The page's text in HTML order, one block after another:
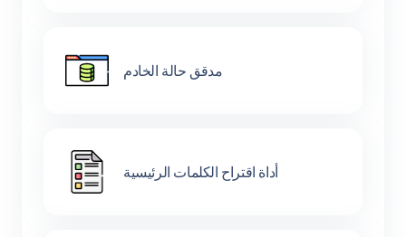
مدقق حالة الخادم
أداة اقتراح الكلمات الرئيسية